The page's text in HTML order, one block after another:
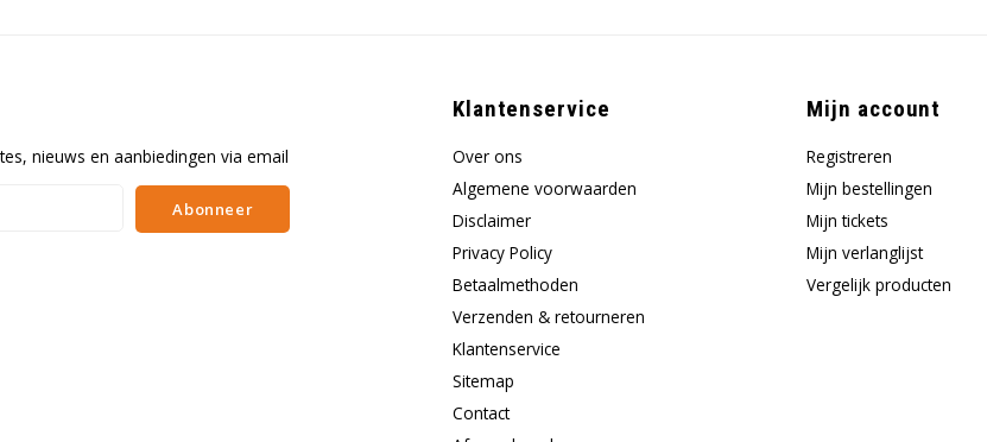
nieuws en aanbiedingen via email
Abonneer
Klantenservice
Over ons
Algemene voorwaarden
Disclaimer
Privacy Policy
Betaalmethoden
Verzenden & retourneren
Klantenservice
Sitemap
Contact
Mijn account
Registreren
Mijn bestellingen
Mijn tickets
Mijn verlanglijst
Vergelijk producten